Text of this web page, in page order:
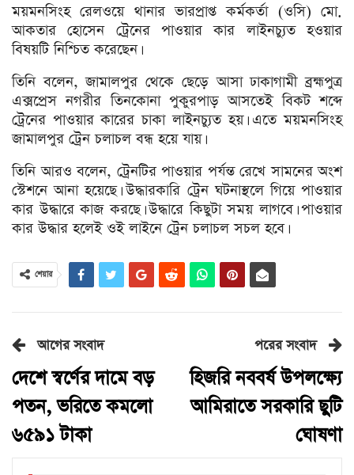
ময়মনসিংহ রেলওয়ে থানার ভারপ্রাপ্ত কর্মকর্তা (ওসি) মো.
আকতার হোসেন ট্রেনের পাওয়ার কার লাইনচ্যুত হওয়ার
বিষয়টি নিশ্চিত করেছেন।
তিনি বলেন, জামালপুর থেকে ছেড়ে আসা ঢাকাগামী ব্রহ্মপুত্র
এক্সপ্রেস নগরীর তিনকোনা পুকুরপাড় আসতেই বিকট শব্দে
ট্রেনের পাওয়ার কারের চাকা লাইনচ্যুত হয়। এতে ময়মনসিংহ
জামালপুর ট্রেন চলাচল বন্ধ হয়ে যায়।
তিনি আরও বলেন, ট্রেনটির পাওয়ার পর্যন্ত রেখে সামনের অংশ
স্টেশনে আনা হয়েছে। উদ্ধারকারি ট্রেন ঘটনাস্থলে গিয়ে পাওয়ার
কার উদ্ধারে কাজ করছে। উদ্ধারে কিছুটা সময় লাগবে। পাওয়ার
কার উদ্ধার হলেই ওই লাইনে ট্রেন চলাচল সচল হবে।
শেয়ার
আগের সংবাদ
দেশে স্বর্ণের দামে বড়
পতন, ভরিতে কমলো
৬৫৯১ টাকা
পরের সংবাদ
হিজরি নববর্ষ উপলক্ষ্যে
আমিরাতে সরকারি ছুটি
ঘোষণা